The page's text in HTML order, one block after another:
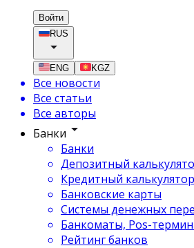
Войти
RUS
ENG KGZ
Все новости
Все статьи
Все авторы
Банки
Банки
Депозитный
Кредитный калькулятор
Банковские карты
Системы денежных
Банкоматы, Pos-
Рейтинг банков